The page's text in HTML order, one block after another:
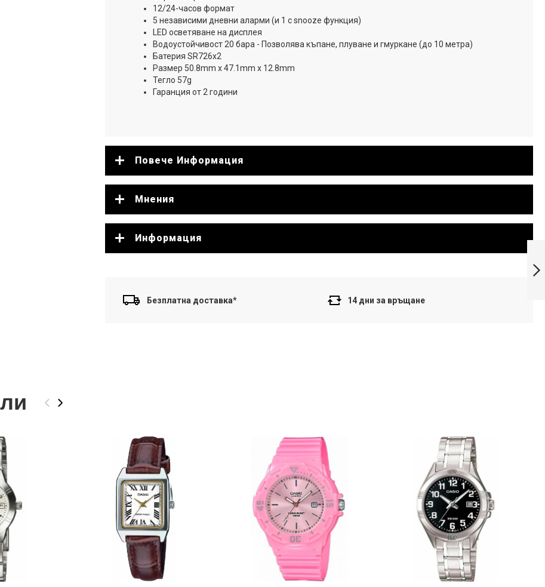
Мъжки часовник
12/24-часов формат
5 независими дневни аларми (и 1 с snooze функция)
LED осветяване на дисплея
Водоустойчивост 20 бара - Позволява къпане, плуване и гмуркане (до 10 метра)
Батерия SR726x2
Размер 50.8mm x 47.1mm x 12.8mm
Тегло 57g
Гаранция от 2 години
Повече Информация
Мнения
Информация
Безплатна доставка* 14 дни за връщане
‹ ›